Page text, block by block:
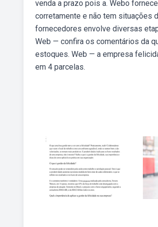
venda a prazo pois a. Webo
corretamente e não tem situações
fornecedores envolve diversas
Web — confira os comentários da
estoques. Web — a empresa
em 4 parcelas.